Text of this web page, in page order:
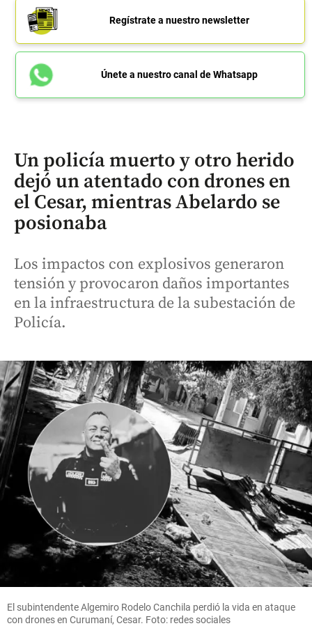
Regístrate a nuestro newsletter
Únete a nuestro canal de Whatsapp
Un policía muerto y otro herido
dejó un atentado con drones en
el Cesar, mientras Abelardo se
posionaba
Los impactos con explosivos generaron
tensión y provocaron daños importantes
en la infraestructura de la subestación de
Policía.
El subintendente Algemiro Rodelo Canchila perdió la vida en ataque
con drones en Curumaní, Cesar. Foto: redes sociales